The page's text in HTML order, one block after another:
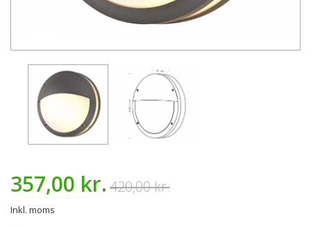
357,00 kr. 420,00 kr.
Inkl. moms